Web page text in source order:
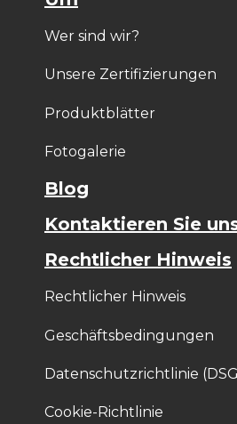
Wer sind wir?
Unsere Zertifizierungen
Produktblätter
Fotogalerie
Blog
Kontaktieren Sie
Rechtlicher Hinweis
Rechtlicher Hinweis
Geschäftsbedingungen
Datenschutzrichtlinie
Cookie-Richtlinie